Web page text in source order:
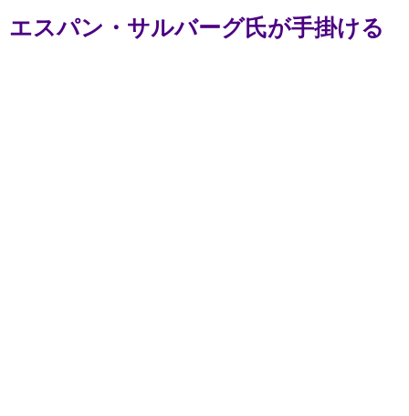
エスパン・サルバーグ氏が手掛ける